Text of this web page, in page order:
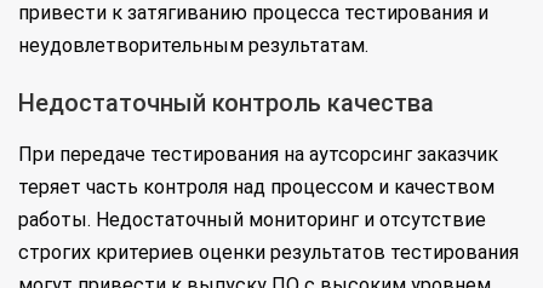
привести к затягиванию процесса тестирования и
неудовлетворительным результатам.
Недостаточный контроль качества
При передаче тестирования на аутсорсинг заказчик
теряет часть контроля над процессом и качеством
работы. Недостаточный мониторинг и отсутствие
строгих критериев оценки результатов тестирования